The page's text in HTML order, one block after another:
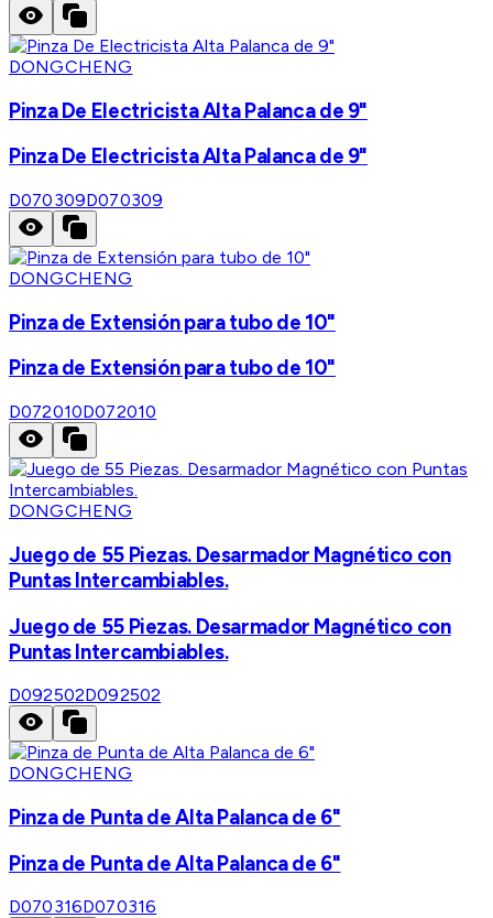
DONGCHENG
Pinza De Electricista Alta Palanca de 9"
Pinza De Electricista Alta Palanca de 9"
D070309D070309
DONGCHENG
Pinza de Extensión para tubo de 10"
Pinza de Extensión para tubo de 10"
D072010D072010
DONGCHENG
Juego de 55 Piezas. Desarmador Magnético con
Puntas Intercambiables.
Juego de 55 Piezas. Desarmador Magnético con
Puntas Intercambiables.
D092502D092502
DONGCHENG
Pinza de Punta de Alta Palanca de 6"
Pinza de Punta de Alta Palanca de 6"
D070316D070316